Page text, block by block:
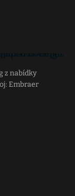
z nabídky
Embraer